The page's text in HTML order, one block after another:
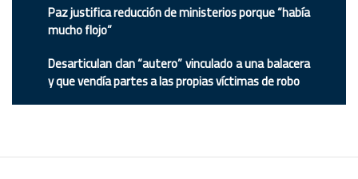
Paz justifica reducción de ministerios porque “había
mucho flojo”
Desarticulan clan “autero” vinculado a una balacera
y que vendía partes a las propias víctimas de robo